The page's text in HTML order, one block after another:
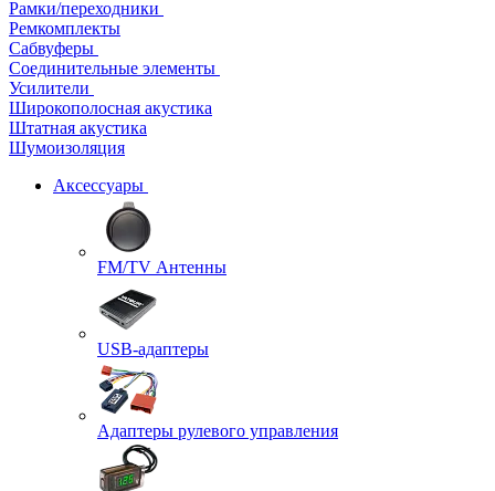
Рамки/переходники
Ремкомплекты
Сабвуферы
Соединительные элементы
Усилители
Широкополосная акустика
Штатная акустика
Шумоизоляция
Аксессуары
FM/TV Антенны
USB-адаптеры
Адаптеры рулевого управления